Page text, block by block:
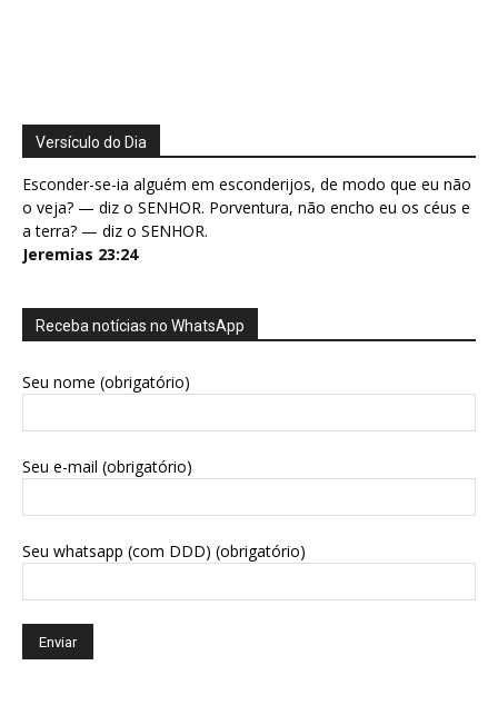
Versículo do Dia
Esconder-se-ia alguém em esconderijos, de modo que eu não
o veja? — diz o SENHOR. Porventura, não encho eu os céus e
a terra? — diz o SENHOR.
Jeremias 23:24
Receba notícias no WhatsApp
Seu nome (obrigatório)
Seu e-mail (obrigatório)
Seu whatsapp (com DDD) (obrigatório)